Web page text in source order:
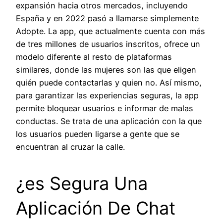
expansión hacia otros mercados, incluyendo
España y en 2022 pasó a llamarse simplemente
Adopte. La app, que actualmente cuenta con más
de tres millones de usuarios inscritos, ofrece un
modelo diferente al resto de plataformas
similares, donde las mujeres son las que eligen
quién puede contactarlas y quien no. Así mismo,
para garantizar las experiencias seguras, la app
permite bloquear usuarios e informar de malas
conductas. Se trata de una aplicación con la que
los usuarios pueden ligarse a gente que se
encuentran al cruzar la calle.
¿es Segura Una
Aplicación De Chat